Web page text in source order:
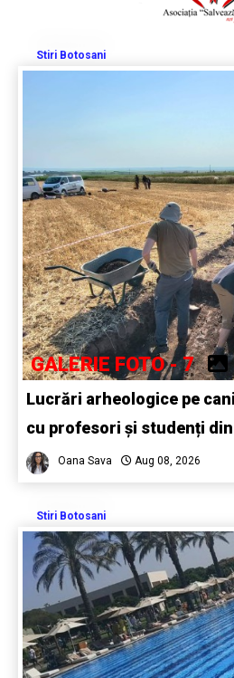
Stiri Botosani
GALERIE FOTO - 7
Lucrări arheologice pe
cu profesori și studenți
Oana Sava Aug 08, 2026
Stiri Botosani